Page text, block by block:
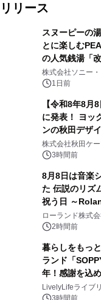
リース
スヌーピーの
とに楽しむ
の人気銭湯「
ラボレーショ
ボグッズも発売
株式会社ソニー
1日前
【令和8年8月
に発表！ ヨッ
ンの秋田デザ
秋田犬の子犬
るパッケージ
株式会社秋田ケ
3時間前
8月8日は音楽
た 伝説のリズ
祝う日 ～
を展示しての
催 英国ラジオ
アーティスト
メーションを
ローランド株式
2時間前
暮らしをもっ
ランド「
年！感謝を込
8月10日より開
LivelyLifeライブ
3時間前